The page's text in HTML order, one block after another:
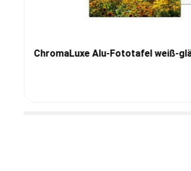
ChromaLuxe Alu-Fototafel weiß-